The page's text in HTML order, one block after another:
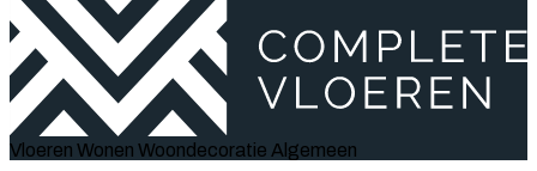
Vloeren Wonen Woondecoratie Algemeen